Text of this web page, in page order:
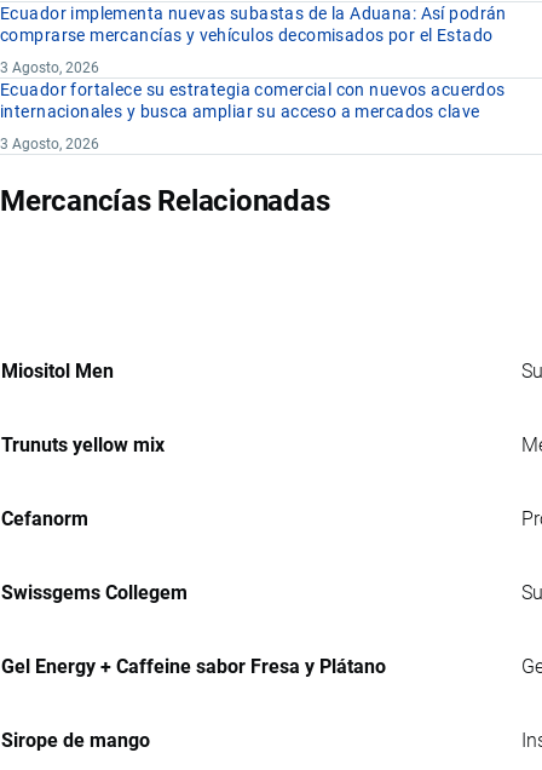
Ecuador implementa nuevas subastas de la Aduana: Así podrán
comprarse mercancías y vehículos decomisados por el Estado
3 Agosto, 2026
Ecuador fortalece su estrategia comercial con nuevos acuerdos
internacionales y busca ampliar su acceso a mercados clave
3 Agosto, 2026
Mercancías Relacionadas
Miositol Men
Trunuts yellow mix
Cefanorm
Swissgems Collegem
Gel Energy + Caffeine sabor Fresa y Plátano
Sirope de mango